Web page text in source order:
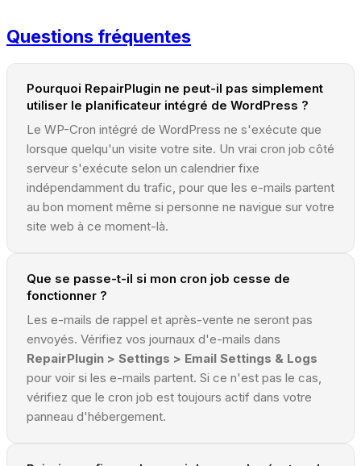
Questions fréquentes
Pourquoi RepairPlugin ne peut-il pas simplement
utiliser le planificateur intégré de WordPress ?
Le WP-Cron intégré de WordPress ne s'exécute que
lorsque quelqu'un visite votre site. Un vrai cron job côté
serveur s'exécute selon un calendrier fixe
indépendamment du trafic, pour que les e-mails partent
au bon moment même si personne ne navigue sur votre
site web à ce moment-là.
Que se passe-t-il si mon cron job cesse de
fonctionner ?
Les e-mails de rappel et après-vente ne seront pas
envoyés. Vérifiez vos journaux d'e-mails dans
RepairPlugin > Settings > Email Settings & Logs
pour voir si les e-mails partent. Si ce n'est pas le cas,
vérifiez que le cron job est toujours actif dans votre
panneau d'hébergement.